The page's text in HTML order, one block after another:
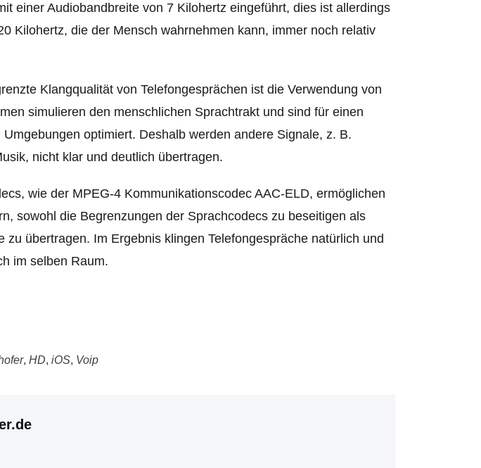
einer Audiobandbreite von 7 Kilohertz eingeführt, dies ist allerdings
Kilohertz, die der Mensch wahrnehmen kann, immer noch relativ
Klangqualität von Telefongesprächen ist die Verwendung von
simulieren den menschlichen Sprachtrakt und sind für einen
optimiert. Deshalb werden andere Signale, z. B.
nicht klar und deutlich übertragen.
wie der MPEG-4 Kommunikationscodec AAC-ELD, ermöglichen
sowohl die Begrenzungen der Sprachcodecs zu beseitigen als
zu übertragen. Im Ergebnis klingen Telefongespräche natürlich und
im selben Raum.
, HD, iOS, Voip